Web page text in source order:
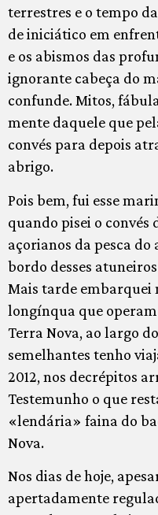
terrestres e o tempo
de iniciático em
e os abismos das
ignorante cabeça do
confunde. Mitos,
mente daquele que
convés para depois
abrigo.
Pois bem, fui esse
quando pisei o convés
açorianos da pesca
bordo desses
Mais tarde embarquei
longínqua que
Terra Nova, ao largo
semelhantes tenho
2012, nos decrépitos
Testemunho o que
«lendária» faina do
Nova.
Nos dias de hoje,
apertadamente